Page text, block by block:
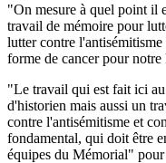
"On mesure à quel point il
travail de mémoire pour
lutter contre
forme de cancer pour
"Le travail qui est fait ici
d'historien mais aussi un
contre l'antisémitisme et
fondamental, qui doit être
équipes du Mémorial"